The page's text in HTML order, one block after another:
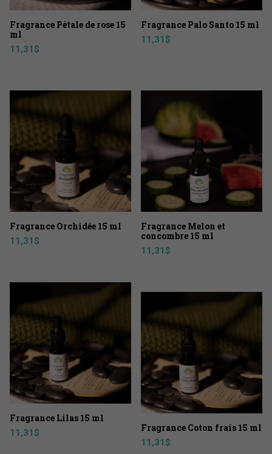
Fragrance Pétale de rose 15
ml
11,31$
Fragrance Palo Santo 15 ml
11,31$
Fragrance Orchidée 15 ml
11,31$
Fragrance Melon et
concombre 15 ml
11,31$
Fragrance Lilas 15 ml
11,31$ Fragrance Coton frais 15 ml
11,31$